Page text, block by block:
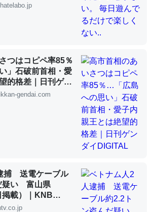
ム少ないのか。知らんかった。調べたら
ウム分はエビの600分の1程度。
カルシウムも酸素も不足してて両方に不
抗してるのでは」とあって面白い。海に
トガニ・ウミグモ）はカルシウムを使わ
表】昆虫学の大問題＝「昆虫はなぜ海にいな
説
つはコピペ率85％
」石破前首相・愛
的格差｜日刊ゲン
gendai.com
捕 送電ケーブル
疑い 富山県
掲載）｜KNB